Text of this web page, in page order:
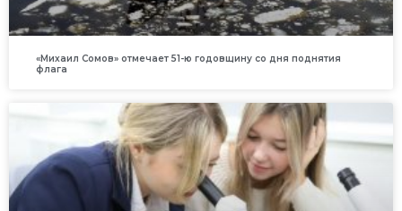
«Михаил Сомов» отмечает 51-ю годовщину со дня поднятия
флага